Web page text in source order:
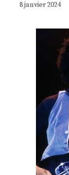
8 janvier 2024